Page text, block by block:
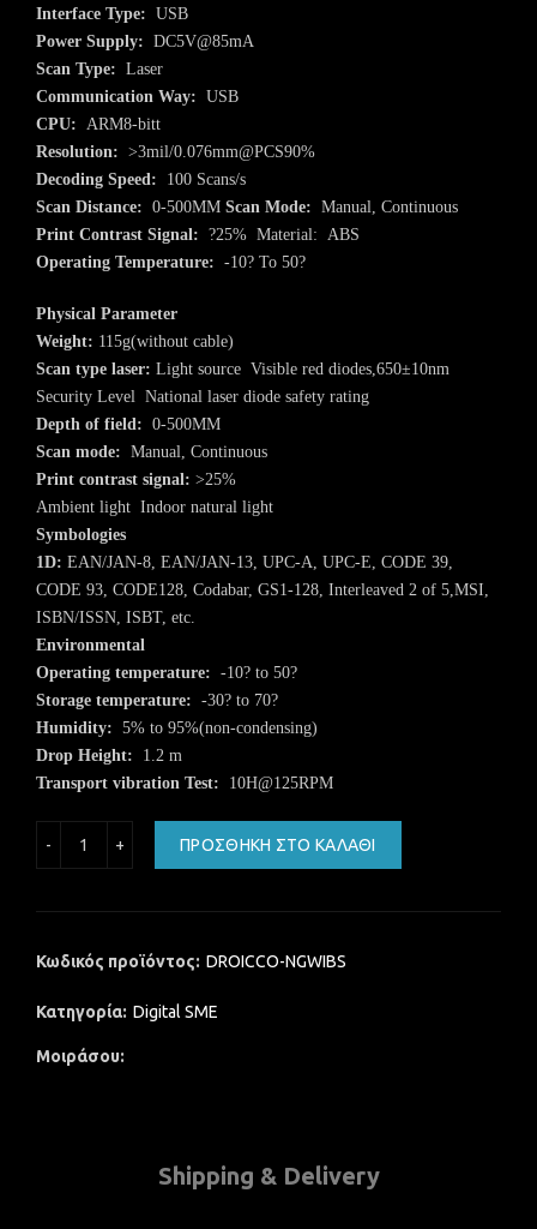
Interface Type: USB
Power Supply: DC5V@85mA
Scan Type: Laser
Communication Way: USB
CPU: ARM8-bitt
Resolution: >3mil/0.076mm@PCS90%
Decoding Speed: 100 Scans/s
Scan Distance: 0-500MM Scan Mode: Manual, Continuous
Print Contrast Signal: ?25% Material: ABS
Operating Temperature: -10? To 50?
Physical Parameter
Weight: 115g(without cable)
Scan type laser: Light source Visible red diodes,650±10nm
Security Level National laser diode safety rating
Depth of field: 0-500MM
Scan mode: Manual, Continuous
Print contrast signal: >25%
Ambient light Indoor natural light
Symbologies
1D: EAN/JAN-8, EAN/JAN-13, UPC-A, UPC-E, CODE 39,
CODE 93, CODE128, Codabar, GS1-128, Interleaved 2 of 5,MSI,
ISBN/ISSN, ISBT, etc.
Environmental
Operating temperature: -10? to 50?
Storage temperature: -30? to 70?
Humidity: 5% to 95%(non-condensing)
Drop Height: 1.2 m
Transport vibration Test:
10H@125RPM
ΠΡΟΣΘΉΚΗ ΣΤΟ ΚΑΛΆΘΙ
Κωδικός προϊόντος: DROICCO-NGWIBS
Κατηγορία: Digital SME
Μοιράσου
Shipping & Delivery